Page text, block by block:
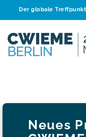
Der globale
Neues